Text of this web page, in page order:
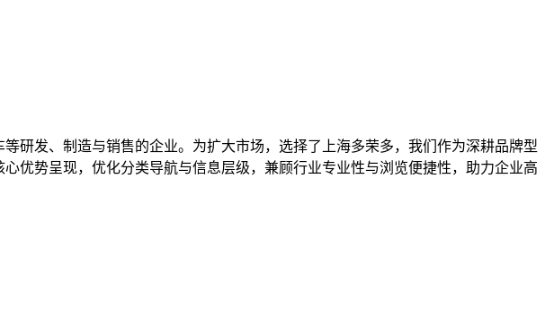
研发、制造与销售的企业。为扩大市场，选择了上海多荣多，我们作为深耕品牌型
优势呈现，优化分类导航与信息层级，兼顾行业专业性与浏览便捷性，助力企业高